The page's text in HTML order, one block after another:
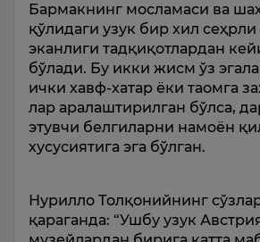
Бармакнинг мосламаси ва
қўлидаги узук бир хил сеҳрли
эканлиги тадқиқот­лар­дан
бўлади. Бу икки жисм ўз
ички хавф-хатар ёки таомга
лар аралаштирилган бўлса,
этувчи белгиларни намоён
хусусиятига эга бўлган.
Нурилло Толқоний­нинг
қараганда: “Ушбу узук